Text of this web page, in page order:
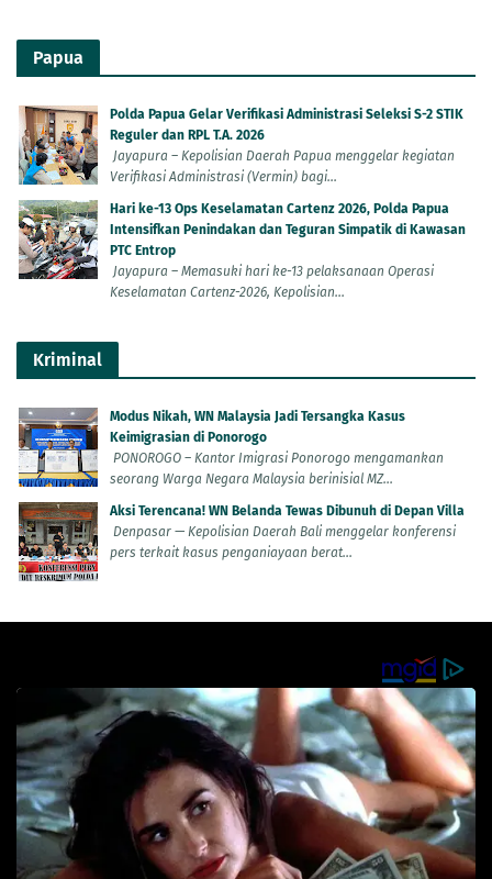
Papua
Polda Papua Gelar Verifikasi Administrasi Seleksi S-2 STIK
Reguler dan RPL T.A. 2026
Jayapura – Kepolisian Daerah Papua menggelar kegiatan
Verifikasi Administrasi (Vermin) bagi...
Hari ke-13 Ops Keselamatan Cartenz 2026, Polda Papua
Intensifkan Penindakan dan Teguran Simpatik di Kawasan
PTC Entrop
Jayapura – Memasuki hari ke-13 pelaksanaan Operasi
Keselamatan Cartenz-2026, Kepolisian...
Kriminal
Modus Nikah, WN Malaysia Jadi Tersangka Kasus
Keimigrasian di Ponorogo
PONOROGO – Kantor Imigrasi Ponorogo mengamankan
seorang Warga Negara Malaysia berinisial MZ...
Aksi Terencana! WN Belanda Tewas Dibunuh di Depan Villa
Denpasar — Kepolisian Daerah Bali menggelar konferensi
pers terkait kasus penganiayaan berat...